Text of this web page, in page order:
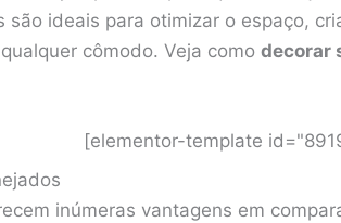
são ideais para otimizar o espaço,
cômodo. Veja como decorar
[elementor-template
inúmeras vantagens em